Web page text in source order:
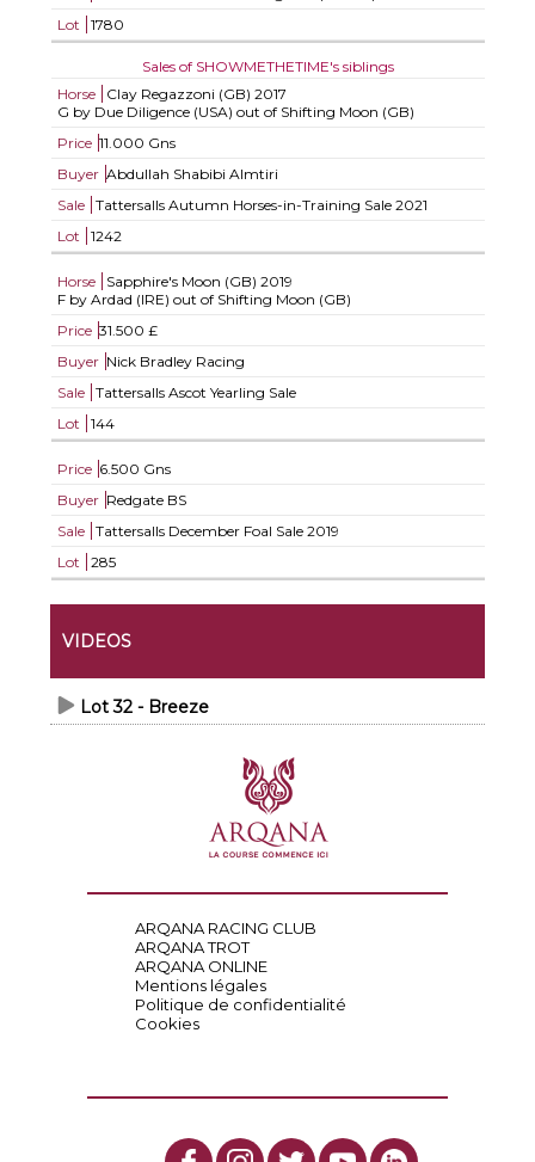
Lot
1780
Sales of SHOWMETHETIME's siblings
Horse
Clay Regazzoni (GB) 2017
G by Due Diligence (USA) out of Shifting Moon (GB)
Price 11.000 Gns
Buyer Abdullah Shabibi Almtiri
Sale
Tattersalls Autumn Horses-in-Training Sale 2021
Lot
1242
Horse Sapphire's Moon (GB) 2019
F by Ardad (IRE) out of Shifting Moon (GB)
Price 31.500 £
Buyer Nick Bradley Racing
Sale
Tattersalls Ascot Yearling Sale
Lot
144
Price 6.500 Gns
Buyer Redgate BS
Sale
Tattersalls December Foal Sale 2019
Lot
285
VIDEOS
Lot 32 - Breeze
ARQANA RACING CLUB
ARQANA TROT
ARQANA ONLINE
Mentions légales
Politique de confidentialité
Cookies